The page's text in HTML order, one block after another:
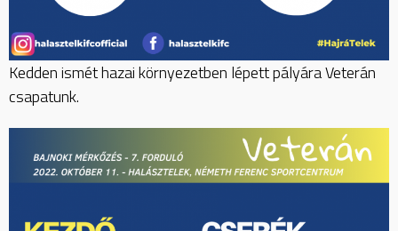
Kedden ismét hazai környezetben lépett pályára Veterán
csapatunk.